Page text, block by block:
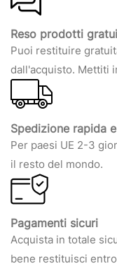
Reso prodotti
Puoi restituire
dall'acquisto. Mettiti
Spedizione rapida
Per paesi UE 2-3
il resto del mondo.
Pagamenti sicuri
Acquista in totale
bene restituisci